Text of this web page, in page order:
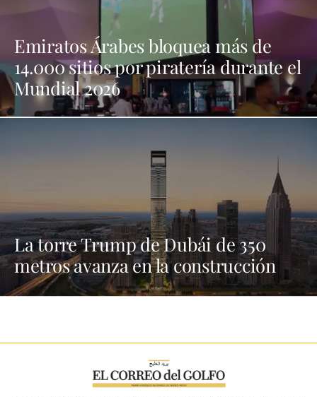
Emiratos Árabes bloquea más de
14.000 sitios por piratería durante el
Mundial 2026
La torre Trump de Dubái de 350
metros avanza en la construcción